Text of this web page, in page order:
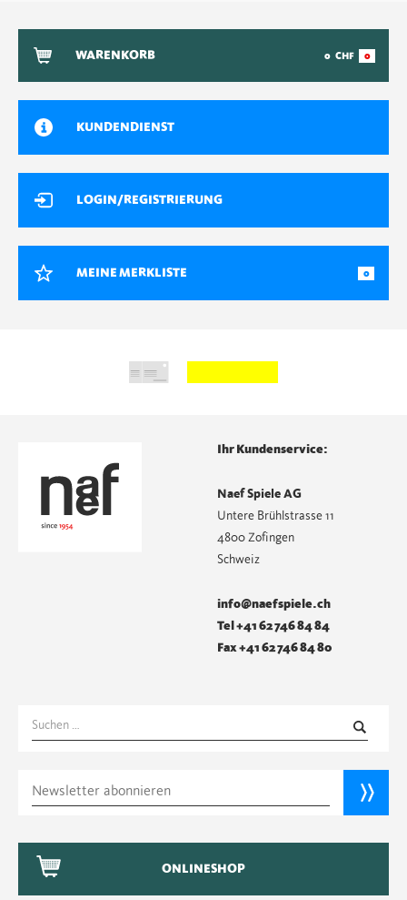
WARENKORB 0 CHF 0
KUNDENDIENST
LOGIN/REGISTRIERUNG
MEINE MERKLISTE 0
Ihr Kundenservice:
Naef Spiele AG
Untere Brühlstrasse 11
4800 Zofingen
Schweiz
info@naefspiele.ch
Tel +41 62 746 84 84
Fax +41 62 746 84 80
Suchen
nach:
ONLINESHOP